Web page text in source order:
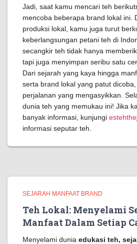
Jadi, saat kamu mencari teh
mencoba beberapa brand lokal ini.
produksi lokal, kamu juga turut
keberlangsungan petani teh di
secangkir teh tidak hanya
tapi juga menyimpan seribu satu
Dari sejarah yang kaya hingga
serta brand lokal yang patut
perjalanan yang mengasyikkan.
dunia teh yang memukau ini! Jika
banyak informasi, kunjungi
informasi seputar teh.
SEJARAH MANFAAT BRAND
Teh Lokal: Menyelami
Manfaat Dalam Setiap
Menyelami dunia edukasi teh,